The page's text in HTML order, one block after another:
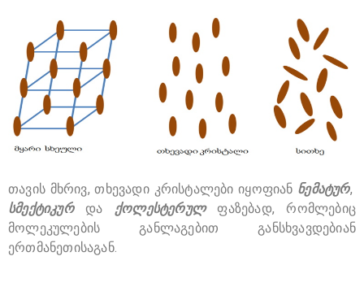
თავის მხრივ, თხევადი კრისტალები იყოფიან ნემატურ,
სმექტიკურდა ქოლესტერულფაზებად, რომლებიც
მოლეკულების განლაგებით განსხვავდებიან
ერთმანეთისაგან.